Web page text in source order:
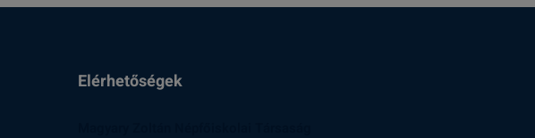
Elérhetőségek